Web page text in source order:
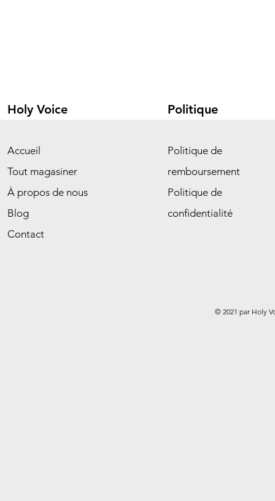
Holy Voice
Accueil
Tout magasiner
À propos de nous
Blog
Contact
Politique
Politique de
remboursement
Politique de
confidentialité
© 2021 par Holy